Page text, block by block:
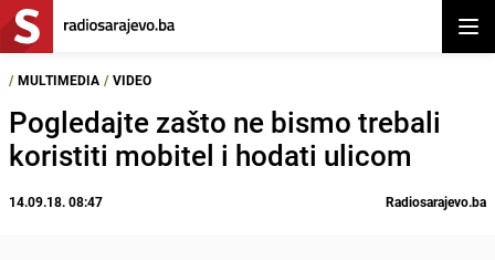
/ MULTIMEDIA / VIDEO
Pogledajte zašto ne bismo trebali
koristiti mobitel i hodati ulicom
14.09.18. 08:47 Radiosarajevo.ba